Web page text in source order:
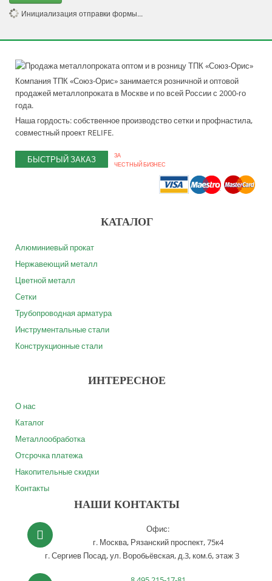
Инициализация отправки формы...
Компания ТПК «Союз-Орис» занимается розничной и оптовой
продажей металлопроката в Москве и по всей России с 2000-го
года.
Наша гордость: собственное производство сетки и профнастила,
совместный проект RELIFE.
БЫСТРЫЙ ЗАКАЗ
ЗА
ЧЕСТНЫЙ БИЗНЕС
КАТАЛОГ
Алюминиевый прокат
Нержавеющий металл
Цветной металл
Сетки
Трубопроводная арматура
Инструментальные стали
Конструкционные стали
ИНТЕРЕСНОЕ
О нас
Каталог
Металлообработка
Отсрочка платежа
Накопительные скидки
Контакты
НАШИ КОНТАКТЫ
Офис:
г. Москва, Рязанский проспект, 75к4
г. Сергиев Посад,ул. Воробьёвская, д.3, ком.6, этаж 3